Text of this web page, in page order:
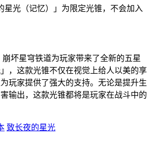
光（记忆）」为限定光锥，不会加入
崩坏星穹铁道为玩家带来了全新的五星
，这款光锥不仅在视觉上给人以美的享
玩家提供了强大的支持。无论是提升生
输出，这款光锥都将是玩家在战斗中的
致长夜的星光